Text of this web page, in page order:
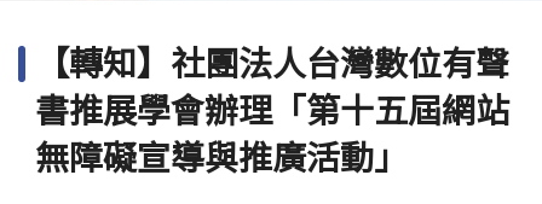
生命教育
【轉知】社團法人台灣數位有聲
書推展學會辦理「第十五屆網站
無障礙宣導與推廣活動」